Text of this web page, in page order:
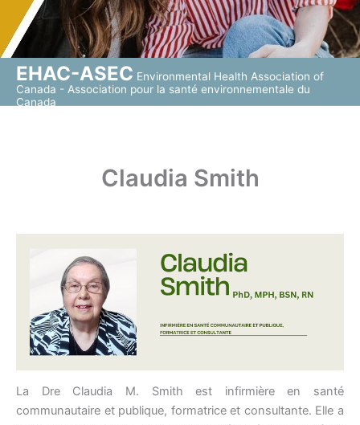
EHAC-ASEC Environmental Health Association of
Canada - Association pour la santé environnementale du
Canada
Claudia Smith
La Dre Claudia M. Smith est infirmière en santé
communautaire et publique, formatrice et consultante. Elle a